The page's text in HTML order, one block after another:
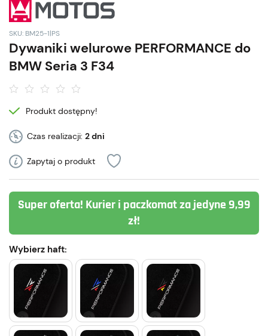
SKU: BM25-1|PS
Dywaniki welurowe PERFORMANCE do
BMW Seria 3 F34
Produkt dostępny!
Czas realizacji: 2 dni
Zapytaj o produkt
Super oferta! Kurier i paczkomat za jedyne 9,99
zł!
Wybierz haft: